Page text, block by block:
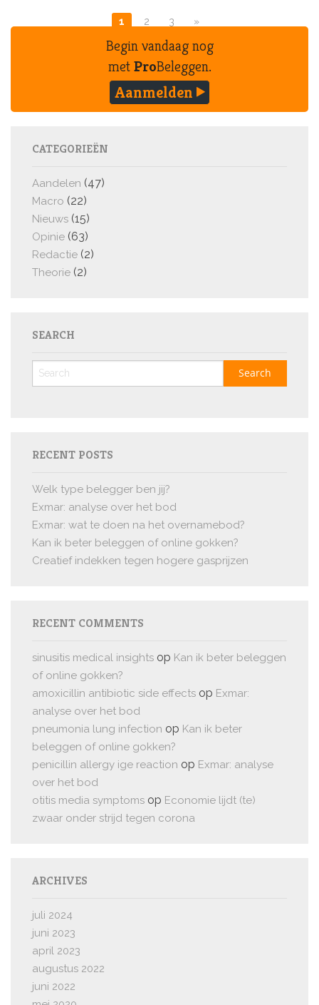
1 2 3 »
Begin vandaag nog
metProBeleggen.
Aanmelden
CATEGORIEËN
Aandelen (47)
Macro (22)
Nieuws (15)
Opinie (63)
Redactie (2)
Theorie (2)
SEARCH
RECENT POSTS
Welk type belegger ben jij?
Exmar: analyse over het bod
Exmar: wat te doen na het overnamebod?
Kan ik beter beleggen of online gokken?
Creatief indekken tegen hogere gasprijzen
RECENT COMMENTS
sinusitis medical insights op Kan ik beter beleggen
of online gokken?
amoxicillin antibiotic side effects op Exmar:
analyse over het bod
pneumonia lung infection op Kan ik beter
beleggen of online gokken?
penicillin allergy ige reaction op Exmar: analyse
over het bod
otitis media symptoms op Economie lijdt (te)
zwaar onder strijd tegen corona
ARCHIVES
juli 2024
juni 2023
april 2023
augustus 2022
juni 2022